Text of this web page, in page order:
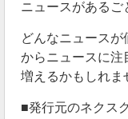
ニュースがあるご
どんなニュース
からニュースに注
増えるかもしれま
■発行元のネクス